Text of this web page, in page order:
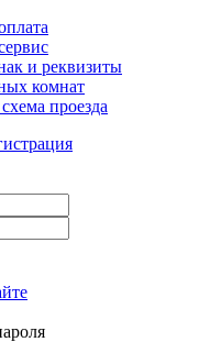
и реквизиты
комнат
проезда